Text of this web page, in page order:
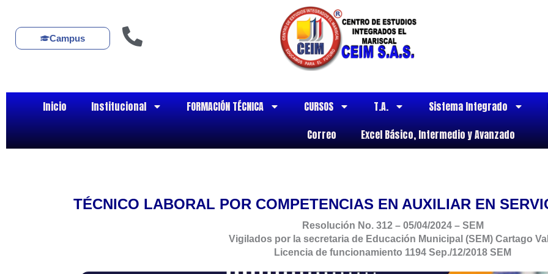
contenido
Campus
Inicio Institucional FORMACIÓN TÉCNICA CURSOS T.A. Sistema Integrado
Correo
Excel Básico, Intermedio y Avanzado
TÉCNICO LABORAL POR COMPETENCIAS EN AUXILIAR EN
Resolución No. 312 – 05/04/2024 – SEM
Vigilados por la secretaria de Educación Municipal (SEM) Cartago
Licencia de funcionamiento 1194 Sep./12/2018 SEM